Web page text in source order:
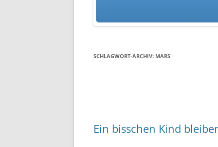
SCHLAGWORT-ARCHIV: MARS
Ein bisschen Kind